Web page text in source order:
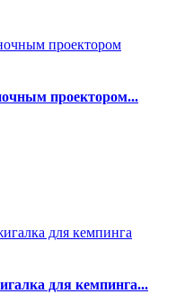
проектором...
для кемпинга...